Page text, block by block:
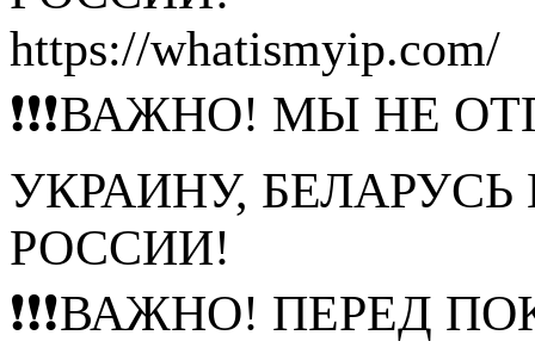
https://whatismyip.com/
❗❗❗ВАЖНО! МЫ НЕ
УКРАИНУ,
РОССИИ!
❗❗❗ВАЖНО! ПЕРЕД